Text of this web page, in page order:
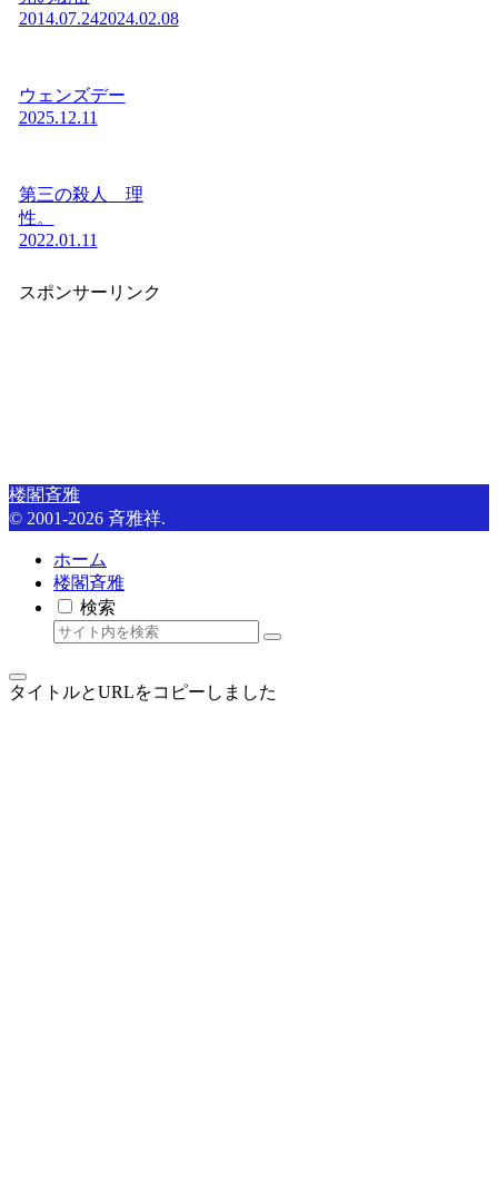
2014.07.242024.02.08
ウェンズデー
2025.12.11
第三の殺人 理
性。
2022.01.11
スポンサーリンク
楼閣斉雅
© 2001-2026 斉雅祥.
ホーム
楼閣斉雅
検索
タイトルとURLをコピーしました